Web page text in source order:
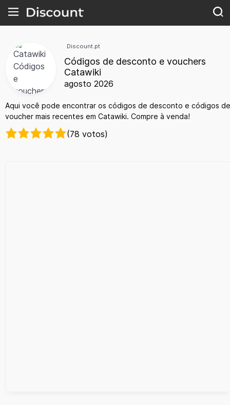
Discount.pt
Códigos de desconto e vouchers
Catawiki
agosto 2026
Aqui você pode encontrar os códigos de desconto e códigos de
voucher mais recentes em Catawiki. Compre à venda!
(78 votos)